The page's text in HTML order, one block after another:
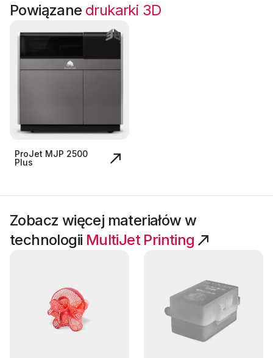
Powiązane drukarki 3D
ProJet MJP 2500
Plus
Zobacz więcej materiałów w
technologii MultiJet Printing